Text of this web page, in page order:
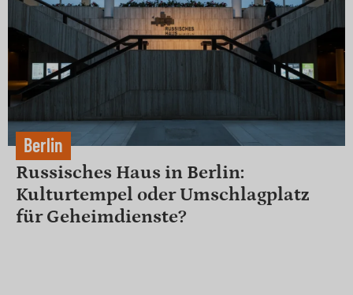
Berlin
Russisches Haus in Berlin:
Kulturtempel oder Umschlagplatz
für Geheimdienste?